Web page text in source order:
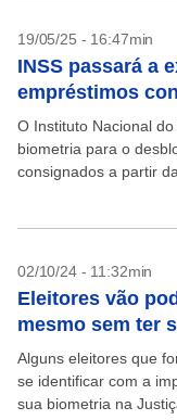
19/05/25 - 16:47min
INSS passará a
empréstimos
O Instituto Nacional
biometria para o
consignados a partir
02/10/24 - 11:32min
Eleitores vão
mesmo sem ter
Alguns eleitores que
se identificar com a
sua biometria na